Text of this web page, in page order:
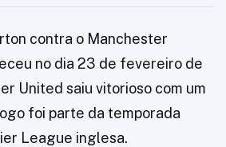
contra o Manchester
no dia 23 de fevereiro de
United saiu vitorioso com um
foi parte da temporada
League inglesa.